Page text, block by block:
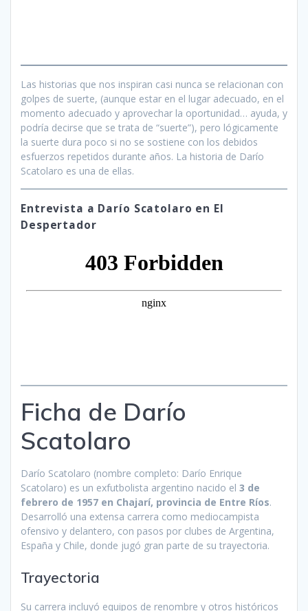
Las historias que nos inspiran casi nunca se relacionan con
golpes de suerte, (aunque estar en el lugar adecuado, en el
momento adecuado y aprovechar la oportunidad… ayuda, y
podría decirse que se trata de “suerte”), pero lógicamente
la suerte dura poco si no se sostiene con los debidos
esfuerzos repetidos durante años. La historia de Darío
Scatolaro es una de ellas.
Entrevista a Darío Scatolaro en El
Despertador
Ficha de Darío
Scatolaro
Darío Scatolaro (nombre completo: Darío Enrique
Scatolaro) es un exfutbolista argentino nacido el 3 de
febrero de 1957 en Chajarí, provincia de Entre Ríos.
Desarrolló una extensa carrera como mediocampista
ofensivo y delantero, con pasos por clubes de Argentina,
España y Chile, donde jugó gran parte de su trayectoria.
Trayectoria
Su carrera incluyó equipos de renombre y otros históricos